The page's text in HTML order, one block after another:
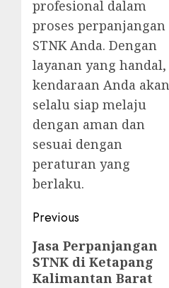
profesional dalam
proses perpanjangan
STNK Anda. Dengan
layanan yang handal,
kendaraan Anda akan
selalu siap melaju
dengan aman dan
sesuai dengan
peraturan yang
berlaku.
Post
navigation
Previous
Previous
post:
Jasa Perpanjangan
STNK di Ketapang
Kalimantan Barat